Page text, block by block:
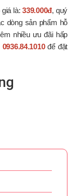
giá là:339.000đ, quý
dòng sản phẩm hỗ
nhiều ưu đãi hấp
0936.84.1010để đặt